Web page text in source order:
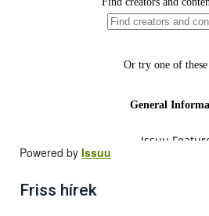
Powered by Issuu
Friss hírek